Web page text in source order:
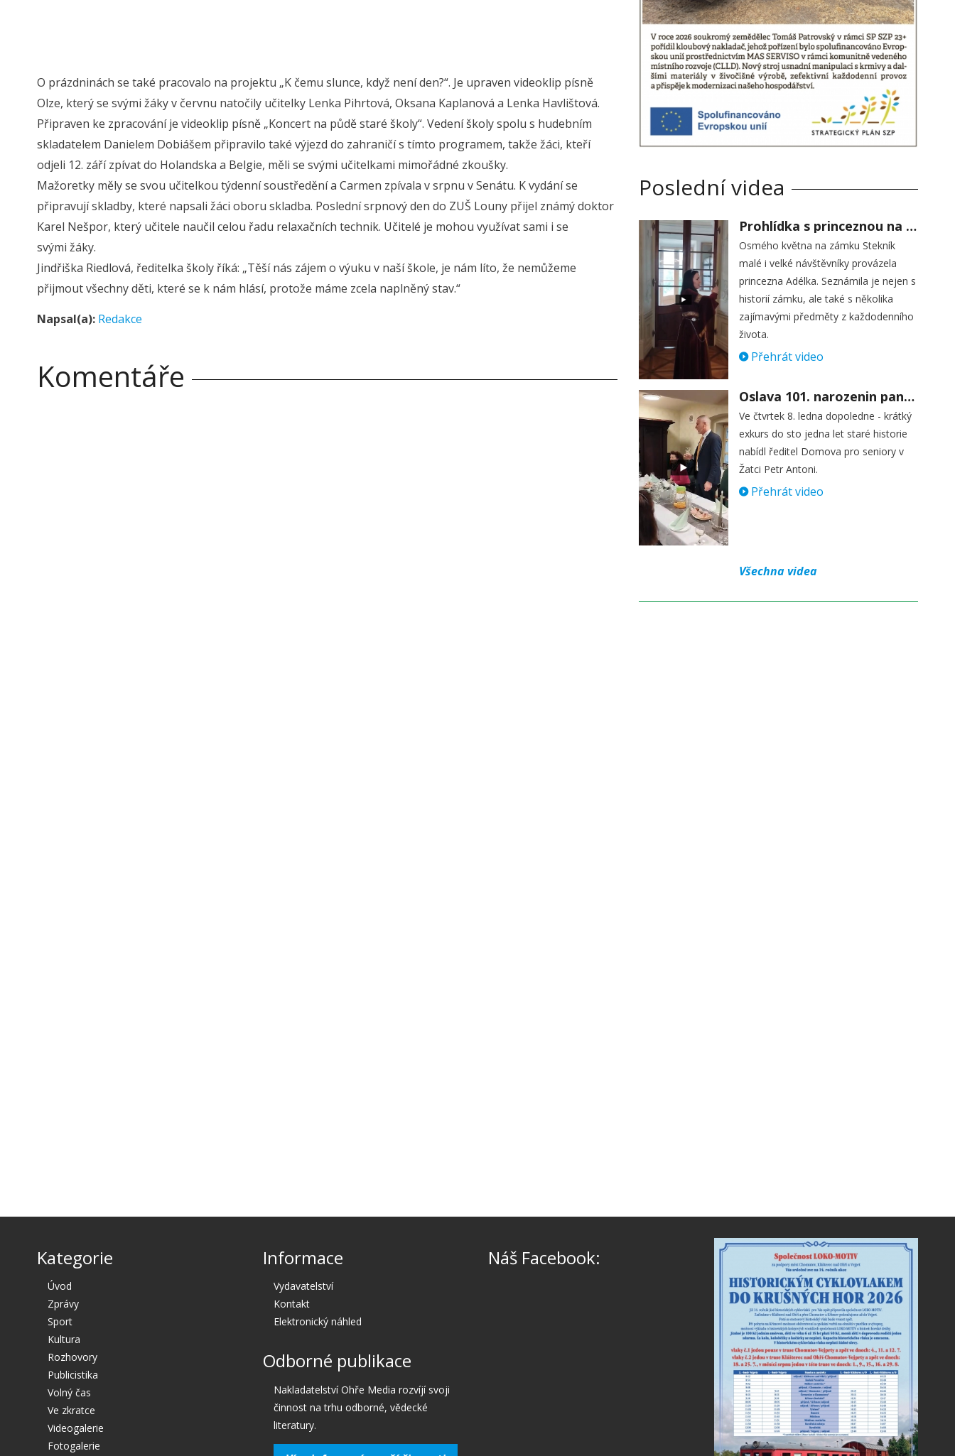
O prázdninách se také pracovalo na projektu „K čemu slunce, když není den?“. Je upraven videoklip písně
Olze, který se svými žáky v červnu natočily učitelky Lenka Pihrtová, Oksana Kaplanová a Lenka Havlištová.
Připraven ke zpracování je videoklip písně „Koncert na půdě staré školy“. Vedení školy spolu s hudebním
skladatelem Danielem Dobiášem připravilo také výjezd do zahraničí s tímto programem, takže žáci, kteří
odjeli 12. září zpívat do Holandska a Belgie, měli se svými učitelkami mimořádné zkoušky.
Mažoretky měly se svou učitelkou týdenní soustředění a Carmen zpívala v srpnu v Senátu. K vydání se
připravují skladby, které napsali žáci oboru skladba. Poslední srpnový den do ZUŠ Louny přijel známý doktor
Karel Nešpor, který učitele naučil celou řadu relaxačních technik. Učitelé je mohou využívat sami i se
svými žáky.
Jindřiška Riedlová, ředitelka školy říká: „Těší nás zájem o výuku v naší škole, je nám líto, že nemůžeme
přijmout všechny děti, které se k nám hlásí, protože máme zcela naplněný stav.“
Napsal(a): Redakce
Komentáře
Poslední videa
Prohlídka s princeznou na zámku Stekník
Osmého května na zámku Stekník
malé i velké návštěvníky provázela
princezna Adélka. Seznámila je nejen s
historií zámku, ale také s několika
zajímavými předměty z každodenního
života.
Přehrát video
Oslava 101. narozenin paní Věry Skořepové
Ve čtvrtek 8. ledna dopoledne - krátký
exkurs do sto jedna let staré historie
nabídl ředitel Domova pro seniory v
Žatci Petr Antoni.
Přehrát video
Všechna videa
Kategorie
Úvod
Zprávy
Sport
Kultura
Rozhovory
Publicistika
Volný čas
Ve zkratce
Videogalerie
Fotogalerie
Informace
Vydavatelství
Kontakt
Elektronický náhled
Odborné publikace
Nakladatelství Ohře Media rozvíjí svoji
činnost na trhu odborné, vědecké
literatury.
Náš Facebook: